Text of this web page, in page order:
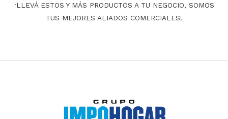
¡LLEVÁ ESTOS Y MÁS PRODUCTOS A TU NEGOCIO, SOMOS
TUS MEJORES ALIADOS COMERCIALES!